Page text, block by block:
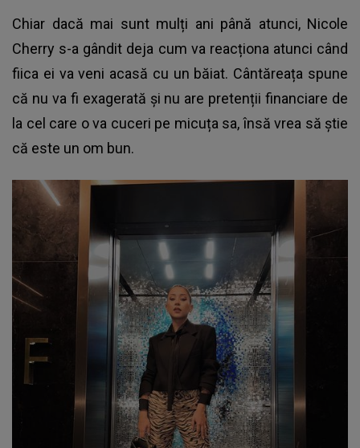
Chiar dacă mai sunt mulți ani până atunci, Nicole
Cherry s-a gândit deja cum va reacționa atunci când
fiica ei va veni acasă cu un băiat. Cântăreața spune
că nu va fi exagerată și nu are pretenții financiare de
la cel care o va cuceri pe micuța sa, însă vrea să știe
că este un om bun.